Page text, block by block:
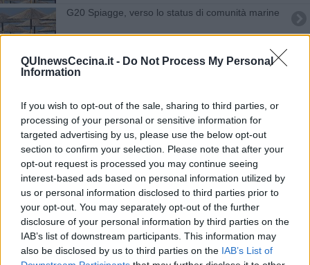
QUInewsCecina.it - Do Not Process My Personal
Information
If you wish to opt-out of the sale, sharing to third parties, or
processing of your personal or sensitive information for
targeted advertising by us, please use the below opt-out
section to confirm your selection. Please note that after your
opt-out request is processed you may continue seeing
interest-based ads based on personal information utilized by
us or personal information disclosed to third parties prior to
your opt-out. You may separately opt-out of the further
disclosure of your personal information by third parties on the
IAB’s list of downstream participants. This information may
also be disclosed by us to third parties on the IAB’s List of
G20 Spiagge, verso lo status di comunità marine
Bibbona e le altre Comunità marine a confronto
​Il turismo sportivo è sempre più beach
Il G20 Spiagge illustra le azioni per l'ambiente
G20 Spiagge, nuovo summit sul turismo
Via al disegno di legge sulle comunità marine
Ambiente e demanio al centro del G20 Spiagge
Città balneari, ora il focus con il nuovo Governo